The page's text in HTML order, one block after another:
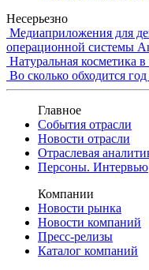
Несерьезно
Медиаприложения для
операционной системы
Натуральная косметика
Во сколько обходится
Главное
События отрасли
Новости отрасли
Отраслевая
Персоны. Интервью
Компании
Новости рынка
Новости компаний
Пресс-релизы
Каталог компаний